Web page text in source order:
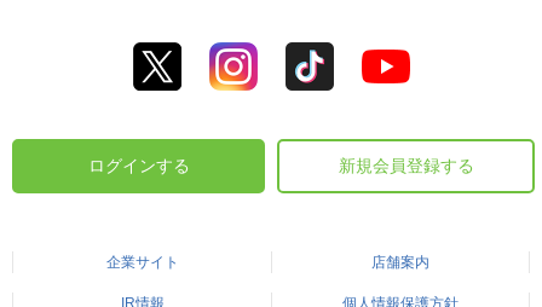
ログインする 新規会員登録する
企業サイト 店舗案内
IR情報 個人情報保護方針